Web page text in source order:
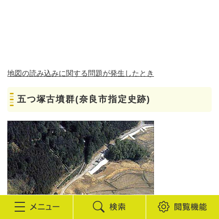
地図の読み込みに関する問題が発生したとき
五つ塚古墳群(奈良市指定史跡)